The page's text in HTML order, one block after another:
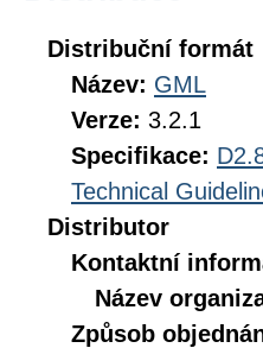
Distribuční formát
Název: GML
Verze: 3.2.1
Specifikace:
Technical
Distributor
Kontaktní
Název
Způsob